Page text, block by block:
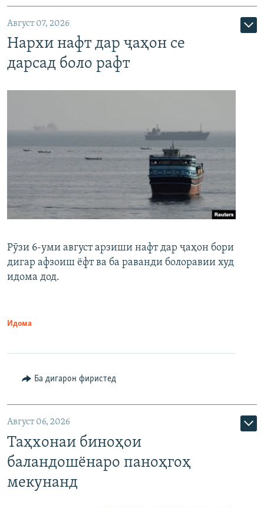
Август 07, 2026
Нархи нафт дар ҷаҳон се
дарсад боло рафт
Рӯзи 6-уми август арзиши нафт дар ҷаҳон бори
дигар афзоиш ёфт ва ба раванди болоравии худ
идома дод.
Идома
Ба дигарон фиристед
Август 06, 2026
Таҳхонаи биноҳои
баландошёнаро паноҳгоҳ
мекунанд